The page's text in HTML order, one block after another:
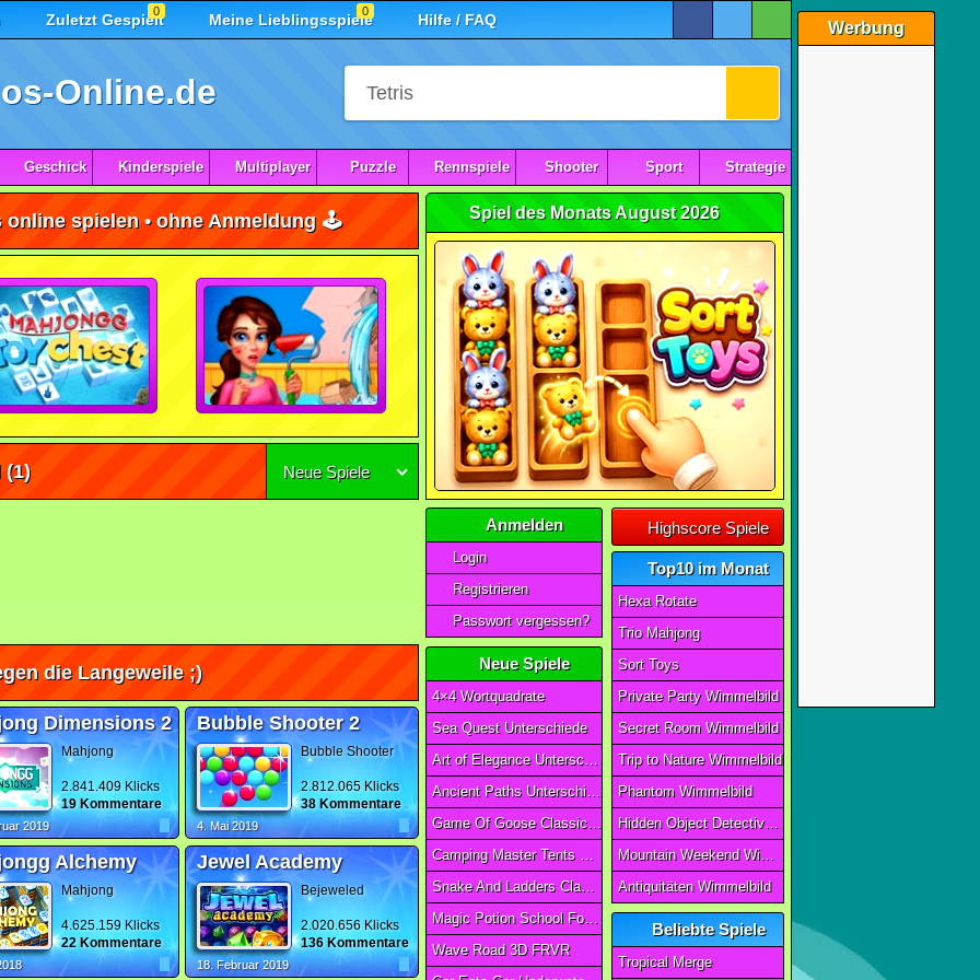
Werbung
Zuletzt Gespielt
0 Meine Lieblingsspiele
0 Hilfe / FAQ
Online.de
Geschick Kinderspiele Multiplayer Puzzle Rennspiele Shooter Sport Strategie
spielen • ohne Anmeldung 🕹️
(1) Neue Spiele
die Langeweile ;)
Dimensions 2
Mahjong
2.841.409 Klicks
19 Kommentare
2019
Bubble Shooter 2
Bubble Shooter
2.812.065 Klicks
38 Kommentare
4. Mai 2019
Alchemy
Mahjong
4.625.159 Klicks
22 Kommentare
Jewel Academy
Bejeweled
2.020.656 Klicks
136 Kommentare
18. Februar 2019
Spiel des Monats August 2026
Anmelden
Login
Registrieren
Passwort vergessen?
Neue Spiele
4×4 Wortquadrate
Sea Quest Unterschiede
Art of Elegance Unterschiede
Ancient Paths Unterschiede
Game Of Goose Classic Edition
Camping Master Tents & Trees
Snake And Ladders Classic
Magic Potion School For Witch
Wave Road 3D FRVR
Highscore Spiele
Top10 im Monat
Hexa Rotate
Trio Mahjong
Sort Toys
Private Party Wimmelbild
Secret Room Wimmelbild
Trip to Nature Wimmelbild
Phantom Wimmelbild
Hidden Object Detective Story
Mountain Weekend Wimmelbild
Antiquitäten Wimmelbild
Beliebte Spiele
Tropical Merge